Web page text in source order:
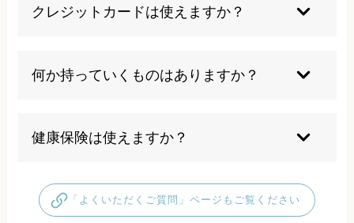
クレジットカードは使えますか？
ジットカード、QRコード、交通系IC、アプリ決
済に対応しております。
何か持っていくものはありますか？
お着替えも準備しております。
健康保険は使えますか？
保険適応では限界があるため、より細かなアプロ
ーチで根本改善を追及し、より良い施術をご提供
「よくいただくご質問」ページもご覧ください